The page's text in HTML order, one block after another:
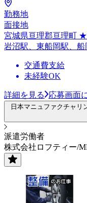
勤務地
面接地
宮城県亘理郡亘理町
岩沼駅、東船岡駅、船
交通費支給
未経験OK
詳細を見る 応募画面
日本マニュファクチャリ
派遣労働者
株式会社ロフティー/